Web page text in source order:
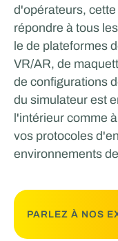
d'opérateurs,
répondre à tous
le de plateformes
VR/AR, de
de configurations
du simulateur est
l'intérieur comme
vos protocoles
environnements
PARLEZ À NOS